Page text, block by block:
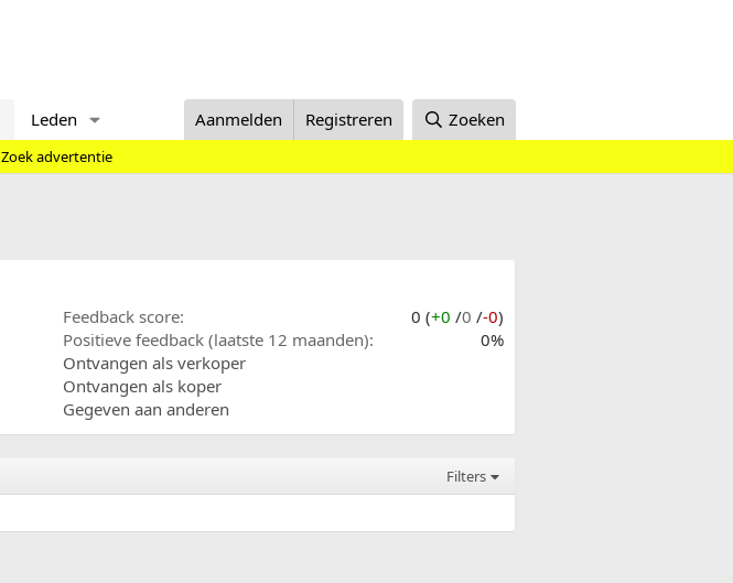
Leden Aanmelden Registreren Zoeken
Zoek advertentie
Feedback score 0 (+0 /0 /-0)
Positieve feedback (laatste 12 maanden)
0%
Ontvangen als verkoper
Ontvangen als koper
Gegeven aan anderen
Filters